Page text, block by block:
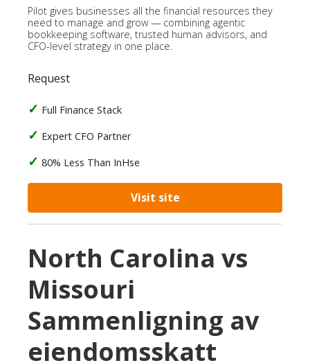
Pilot gives businesses all the financial resources they
need to manage and grow — combining agentic
bookkeeping software, trusted human advisors, and
CFO-level strategy in one place.
Request
Full Finance Stack
Expert CFO Partner
80% Less Than InHse
Visit site
North Carolina vs
Missouri
Sammenligning av
eiendomsskatt